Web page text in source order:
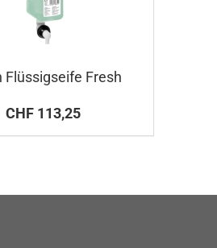
Flüssigseife Fresh
CHF 113,25